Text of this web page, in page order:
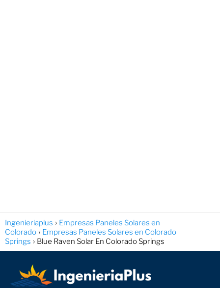
Ingenieriaplus
Empresas Paneles Solares en
Colorado
Empresas Paneles Solares en Colorado
Springs
Blue Raven Solar En Colorado Springs